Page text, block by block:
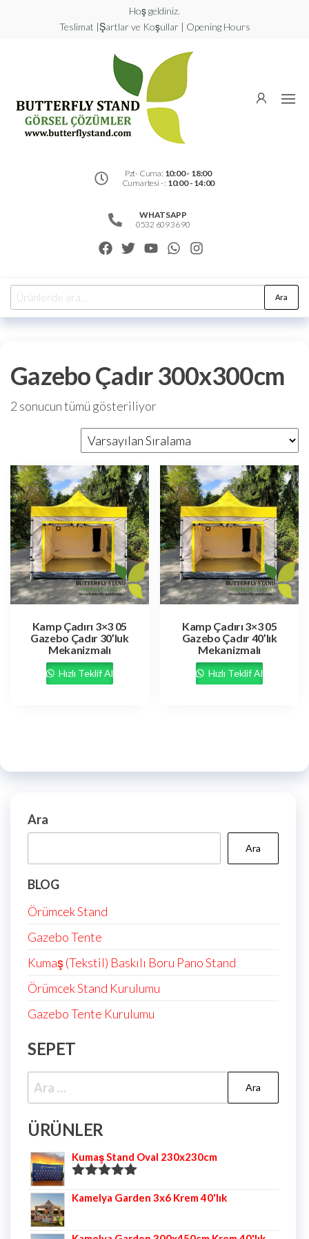
Hoş geldiniz.
Teslimat |Şartlar ve Koşullar | Opening Hours
Görsel
Pzt- Cuma: 10:00 - 18:00
Cumartesi - : 10:00 - 14:00
WHATSAPP
0532 609 36 90
Ara
Gazebo Çadır 300x300cm
2 sonucun tümü gösteriliyor
Kamp Çadırı 3×3 05
Gazebo Çadır 30’luk
Mekanizmalı
Hızlı Teklif Al
Kamp Çadırı 3×3 05
Gazebo Çadır 40’lık
Mekanizmalı
Hızlı Teklif Al
Ara
Ara
BLOG
Örümcek Stand
Gazebo Tente
Kumaş (Tekstil) Baskılı Boru Pano Stand
Örümcek Stand Kurulumu
Gazebo Tente Kurulumu
SEPET
ÜRÜNLER
Kumaş Stand Oval 230x230cm
5.00oy aldı
Kamelya Garden 3x6 Krem 40'lık